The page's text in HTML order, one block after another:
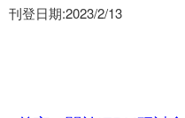
刊登日期:2023/2/13